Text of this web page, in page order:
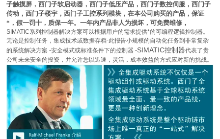
子触摸屏，西门子软启动器，西门子低压产品，西门子数控伺服，西门子
传动，西门子楼宇，西门子工控系列模块，在本公司购买的产品，保证
*，假一罚十，质保一年。一年内产品非人为损坏，可免费维修，
SIMATIC系列控制器解决方案可以根据用户的需求提供*的可编程逻辑控制器。
无论是控制任务，集成技术或数据存档-此报告小规模的自动化任务到非常复杂
的系统解决方案 -安全模式或标准条件下的控制器 -SIMATIC控制器代表了贵
公司未来安全的投资，并允许您以迅速，灵活，成本效益的方式应对新的挑战。